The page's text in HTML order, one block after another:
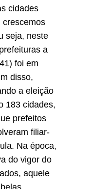
cidades
crescemos
seja, neste
prefeituras a
foi em
disso,
a eleição
183 cidades,
prefeitos
filiar-
Na época,
do vigor do
aquele